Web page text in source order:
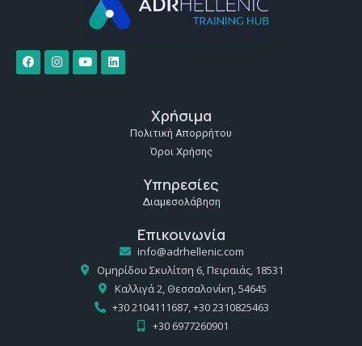
Χρήσιμα
Πολιτική Απορρήτου
Όροι Χρήσης
Υπηρεσίες
Διαμεσολάβηση
Επικοινωνία
info@adrhellenic.com
Ομηρίδου Σκυλίτση 6, Πειραιάς, 18531
Καλλιγά 2, Θεσσαλονίκη, 54645
+30 2104111687, +30 2310825463
+30 6977260901